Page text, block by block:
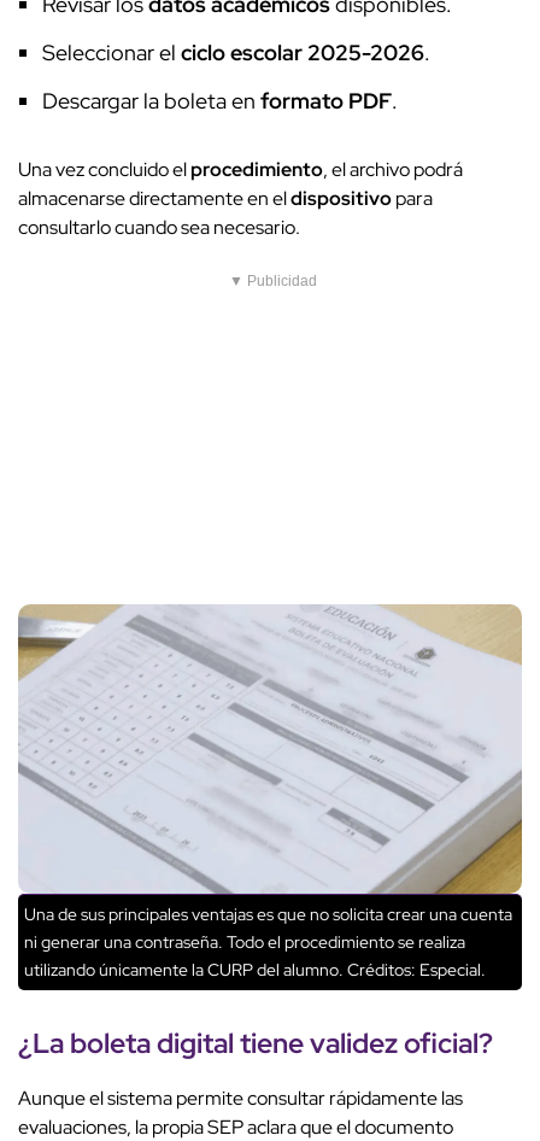
Seleccionar el ciclo escolar 2025-2026.
Descargar la boleta en formato PDF.
Una vez concluido elprocedimiento, el archivo podrá
almacenarse directamente en eldispositivopara
consultarlo cuando sea necesario.
▼ Publicidad
Una de sus principales ventajas es que no solicita crear una cuenta
ni generar una contraseña. Todo el procedimiento se realiza
utilizando únicamente la CURP del alumno. Créditos: Especial.
¿Laboleta digitaltienevalidez oficial?
Aunque el sistema permite consultar rápidamente las
evaluaciones, la propia SEP aclara que el documento